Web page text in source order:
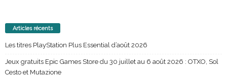
Articles récents
Les titres PlayStation Plus Essential d’août 2026
Jeux gratuits Epic Games Store du 30 juillet au 6 août 2026 : OTXO, Sol
Cesto et Mutazione